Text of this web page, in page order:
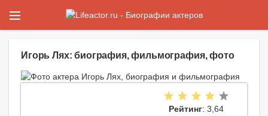
Игорь Лях: биография, фильмография, фото
Рейтинг: 3,64